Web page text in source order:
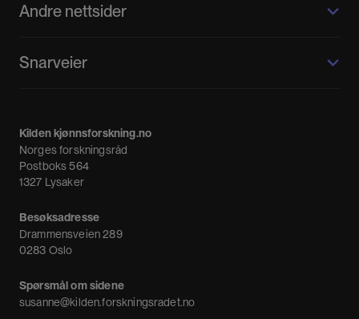
Andre nettsider
Kvinnehistorie.no
Snarveier
Nyheter
Nyhetsbrev
Kilden kjønnsforskning.no
Norges forskningsråd
Postboks 564
1327 Lysaker
Besøksadresse
Drammensveien 289
0283 Oslo
Spørsmål om sidene
susanne@kilden.forskningsradet.no